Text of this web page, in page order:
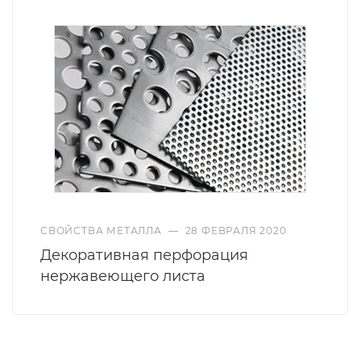
СВОЙСТВА МЕТАЛЛА — 28 ФЕВРАЛЯ 2020
Декоративная перфорация
нержавеющего листа